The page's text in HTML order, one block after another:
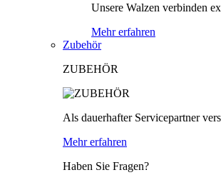
Unsere Walzen verbinden
Mehr erfahren
Zubehör
ZUBEHÖR
Als dauerhafter Servicepartner
Mehr erfahren
Haben Sie Fragen?